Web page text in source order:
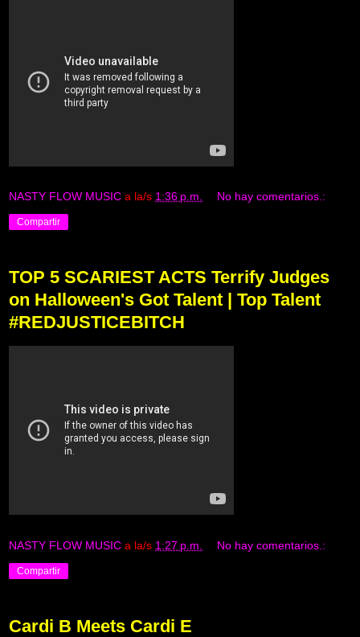
NASTY FLOW MUSIC a la/s 1:36 p.m. No hay comentarios.:
Compartir
TOP 5 SCARIEST ACTS Terrify Judges
on Halloween's Got Talent | Top Talent
#REDJUSTICEBITCH
NASTY FLOW MUSIC a la/s 1:27 p.m. No hay comentarios.:
Compartir
Cardi B Meets Cardi E